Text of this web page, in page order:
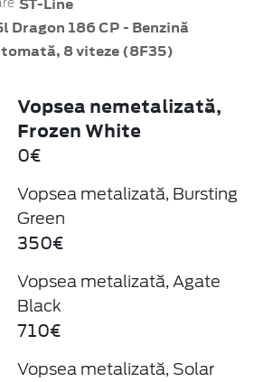
ST-Line
Dragon 186 CP - Benzină
8 viteze (8F35)
Vopsea nemetalizată,
Frozen White
0€
Vopsea metalizată, Bursting
Green
350€
Vopsea metalizată, Agate
Black
710€
Vopsea metalizată, Solar